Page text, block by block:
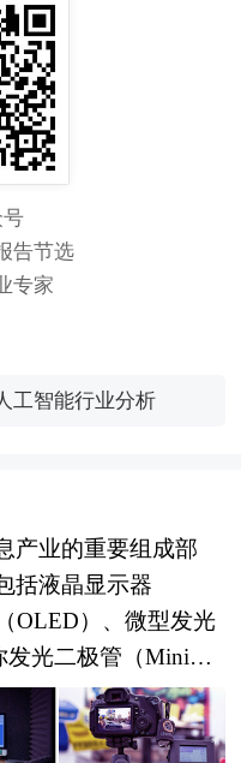
告节选
专家
工智能行业分析
产业的重要组成部
括液晶显示器
OLED）、微型发光
发光二极管（Mini
于消费电子、商业显
推动科技创新和产业